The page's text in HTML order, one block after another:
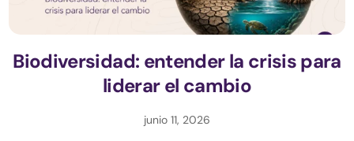
Biodiversidad: entender la crisis para
liderar el cambio
junio 11, 2026